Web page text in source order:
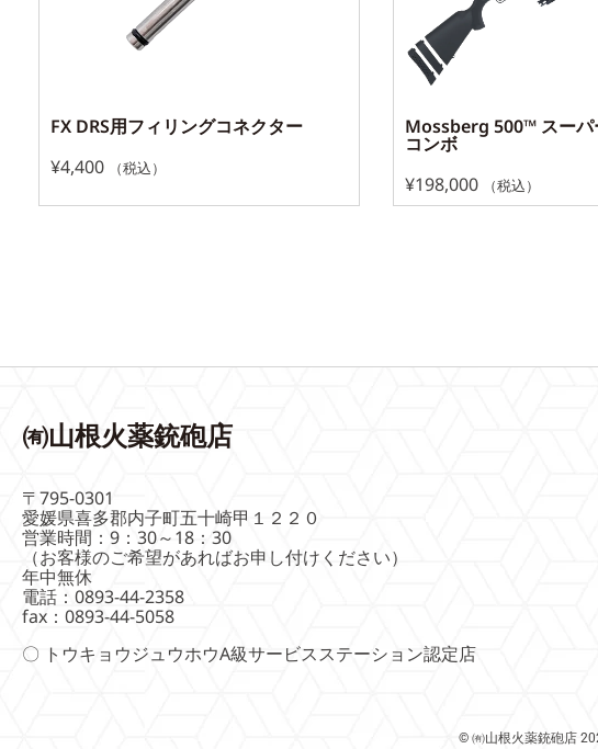
FX DRS用フィリングコネクター
¥4,400 （税込）
Mossberg 500™ スーパ
コンボ
¥198,000 （税込）
㈲山根火薬銃砲店
〒795-0301
愛媛県喜多郡内子町五十崎甲１２２０
営業時間：9：30～18：30
（お客様のご希望があればお申し付けください）
年中無休
電話：0893-44-2358
fax：0893-44-5058
〇 トウキョウジュウホウA級サービスステーション認定店
© ㈲山根火薬銃砲店